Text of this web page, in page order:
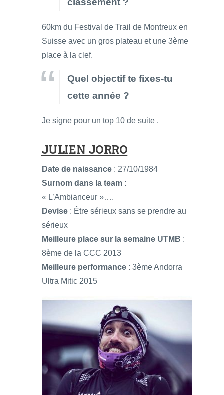
classement ?
60km du Festival de Trail de Montreux en
Suisse avec un gros plateau et une 3ème
place à la clef.
Quel objectif te fixes-tu
cette année ?
Je signe pour un top 10 de suite .
JULIEN JORRO
Date de naissance : 27/10/1984
Surnom dans la team :
« L’Ambianceur »….
Devise : Être sérieux sans se prendre au
sérieux
Meilleure place sur la semaine UTMB :
8ème de la CCC 2013
Meilleure performance : 3ème Andorra
Ultra Mitic 2015